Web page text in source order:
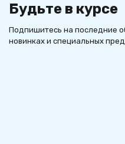
Будьте в курсе
Подпишитесь на последние
новинках и специальных